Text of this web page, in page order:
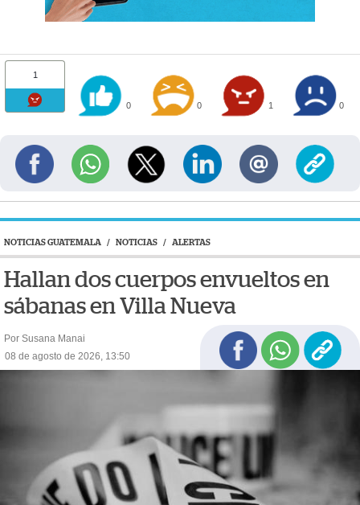
1
0 0 1 0
NOTICIAS GUATEMALA / NOTICIAS / ALERTAS
Hallan dos cuerpos envueltos en
sábanas en Villa Nueva
Por Susana Manai
08 de agosto de 2026, 13:50